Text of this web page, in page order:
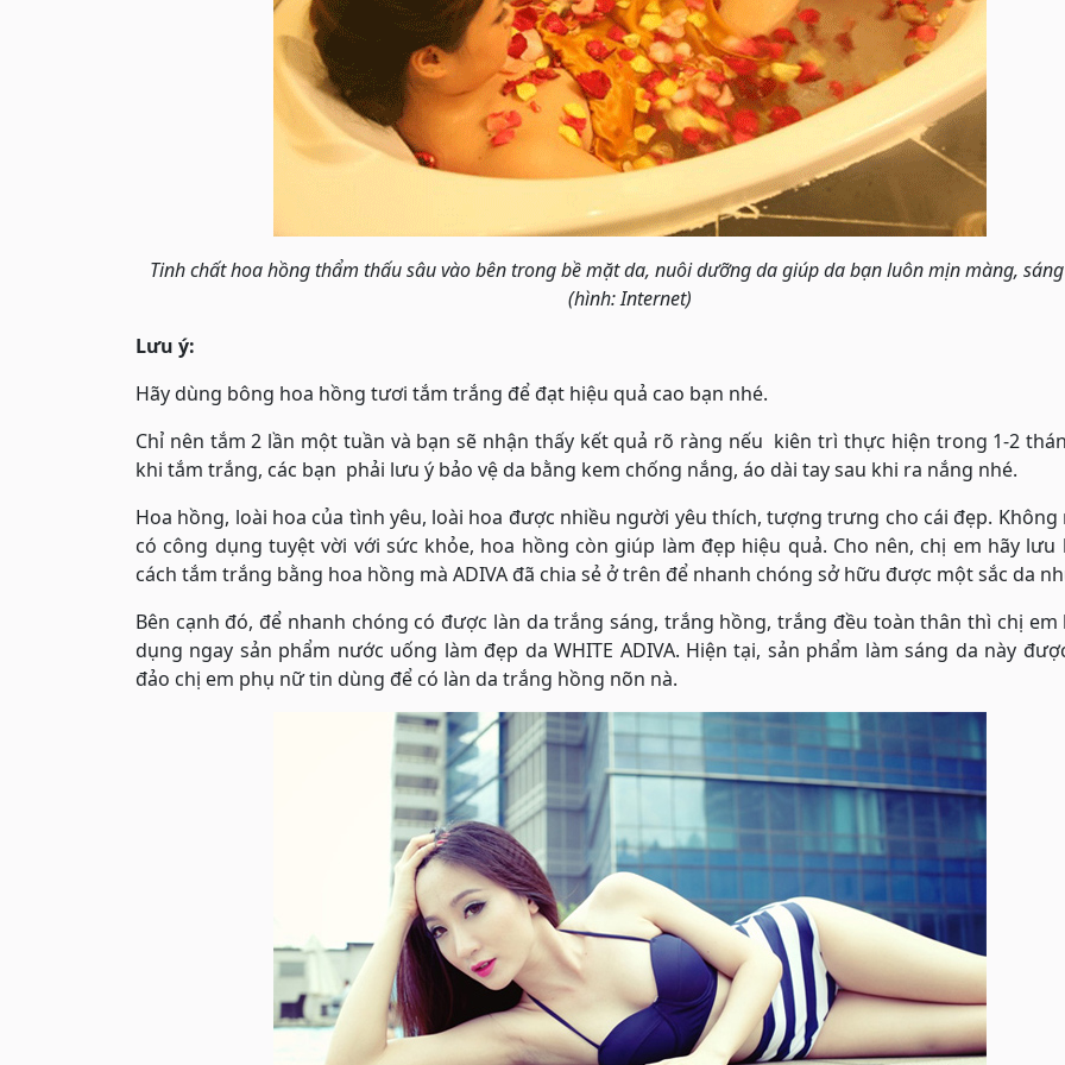
Tinh chất hoa hồng thẩm thấu sâu vào bên trong bề mặt da, nuôi dưỡng da giúp da bạn luôn mịn màng,
(hình: Internet)
Lưu ý:
Hãy dùng bông hoa hồng tươi tắm trắng để đạt hiệu quả cao bạn nhé.
Chỉ nên tắm 2 lần một tuần và bạn sẽ nhận thấy kết quả rõ ràng nếu kiên trì thực hiện trong 1-2
khi tắm trắng, các bạn phải lưu ý bảo vệ da bằng kem chống nắng, áo dài tay sau khi ra nắng nhé.
Hoa hồng, loài hoa của tình yêu, loài hoa được nhiều người yêu thích, tượng trưng cho cái đẹp. Không
có công dụng tuyệt vời với sức khỏe, hoa hồng còn giúp làm đẹp hiệu quả. Cho nên, chị em hãy lưu
cách tắm trắng bằng hoa hồng mà ADIVA đã chia sẻ ở trên để nhanh chóng sở hữu được một sắc da
Bên cạnh đó, để nhanh chóng có được làn da trắng sáng, trắng hồng, trắng đều toàn thân thì chị em
dụng ngay sản phẩm nước uống làm đẹp da WHITE ADIVA. Hiện tại, sản phẩm làm sáng da này
đảo chị em phụ nữ tin dùng để có làn da trắng hồng nõn nà.